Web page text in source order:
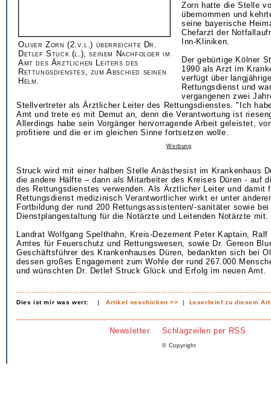
Oliver Zorn (2.v.l.) überreichte Dr.
Detlef Stuck (l.), seinem Nachfolger im
Amt des Ärztlichen Leiters des
Rettungsdienstes, zum Abschied seinen
Helm.
Zorn hatte die Stelle
übernommen und
seine bayerische
Chefarzt der
Inn-Kliniken.
Der gebürtige Kölner
1990 als Arzt im
verfügt über
Rettungsdienst und
vergangenen zwei
Stellvertreter als Ärztlicher Leiter des Rettungsdienstes. "Ich
Amt und trete es mit Demut an, denn die Verantwortung ist
Allerdings habe sein Vorgänger hervorragende Arbeit geleistet,
profitiere und die er im gleichen Sinne fortsetzen wolle.
Werbung
Struck wird mit einer halben Stelle Anästhesist im Krankenhaus
die andere Hälfte – dann als Mitarbeiter des Kreises Düren - auf
des Rettungsdienstes verwenden. Als Ärztlicher Leiter und damit
Rettungsdienst medizinisch Verantwortlicher wirkt er unter
Fortbildung der rund 200 Rettungsassistenten/-sanitäter sowie bei
Dienstplangestaltung für die Notärzte und Leitenden Notärzte mit.
Landrat Wolfgang Spelthahn, Kreis-Dezernent Peter Kaptain,
Amtes für Feuerschutz und Rettungswesen, sowie Dr. Gereon
Geschäftsführer des Krankenhauses Düren, bedankten sich bei
dessen großes Engagement zum Wohle der rund 267.000
und wünschten Dr. Detlef Struck Glück und Erfolg im neuen Amt.
Dies ist mir was wert: |Artikel veschicken >> | Leserbrief zu diesem
Newsletter Schlagzeilen per RSS
© Copyright